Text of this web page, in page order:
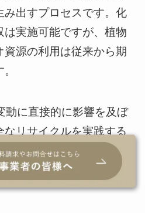
み出すプロセスです。化
実施可能ですが、植物
資源の利用は従来から期
動に直接的に影響を及ぼ
なリサイクルを実践する
端な高温による猛暑や熱
被害や洪水などを低減す